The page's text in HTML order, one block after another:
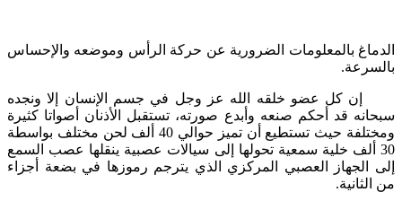
بالمعلومات الضرورية عن حركة الرأس وموضعه والإحساس
عضو خلقه الله عز وجل في جسم الإنسان إلا ونجده
قد أحكم صنعه وأبدع صورته، تستقبل الأذنان أصواتا كثيرة
ومختلفة حيث تستطيع أن تميز حوالي 40 ألف لحن مختلف بواسطة
ألف خلية سمعية تحولها إلى سيالات عصبية ينقلها عصب السمع
العصبي المركزي الذي يترجم رموزها في بضعة أجزاء